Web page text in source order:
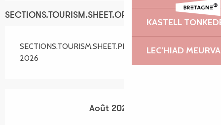
KASTELL
LEC’HIAD
SECTIONS.TOURISM.SHEET.OPENINGS
SECTIONS.TOURISM.SHEET.PERIODS.ALL_YEAR
2026
Août 2026